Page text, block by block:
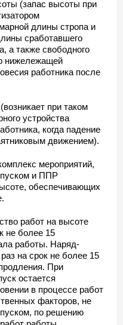
(запас высоты при
длины стропа и
сработавшего
а также свободного
нижележащей
работника после
при таком
устройства
когда падение
движением).
мероприятий,
и ППР
обеспечивающих
работ на высоте
не более 15
работы. Наряд-
на срок не более 15
При
остается
в процессе работ
факторов, не
по решению